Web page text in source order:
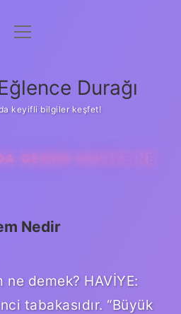
Anasayfa
Yasal Uyarı
menüyü
Durağı
keyifli bilgiler keşfet!
GEÇEN HAVIYE NE
Nedir
demek? HAVİYE:
tabakasıdır. “Büyük